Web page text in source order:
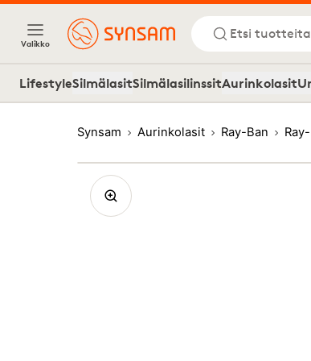
Valikko
Etsi
LifestyleSilmälasitSilmälasilinssitAurinkolasit
Synsam Aurinkolasit Ray-Ban